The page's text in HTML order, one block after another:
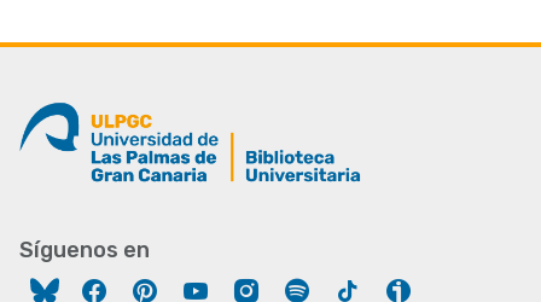
Síguenos en
FacebookPinterestYouTubeInstagram
Spotify Tiktok